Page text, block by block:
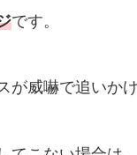
です。
威嚇で追いかけ